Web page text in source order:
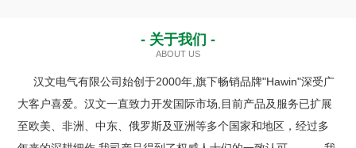
- 关于我们 -
ABOUT US
汉文电气有限公司始创于2000年,旗下畅销品牌"Hawin"深受广
大客户喜爱。汉文一直致力开发国际市场,目前产品及服务已扩展
至欧美、非洲、中东、俄罗斯及亚洲等多个国家和地区，经过多